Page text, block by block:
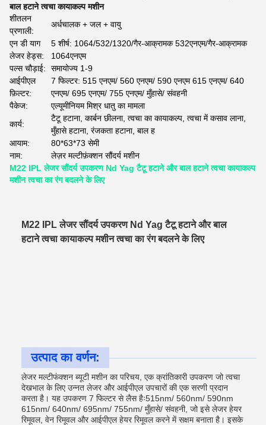
बाल हटाने त्वचा कायाकल्प मशीन
शीतलन
प्रणाली:
अर्धचालक + जल + वायु
एन डी याग
लेजर हेड्स:
5 शीर्ष: 1064/532/1320/गैर-आक्रामक 532एनएम/गैर-आक्रामक
1064एनएम
पल्स चौड़ाई:
समायोज्य 1-9
आईपीएल
फ़िल्टर:
7 फिल्टर: 515 एनएम/ 560 एनएम/ 590 एनएम 615 एनएम/ 640
एनएम/ 695 एनएम/ 755 एनएम/ मुँहासे/ संवहनी
पैकेज:
एल्यूमीनियम मिश्र धातु का मामला
कार्य:
टैटू हटाना, कार्बन छीलना, त्वचा का कायाकल्प, त्वचा में कसाव लाना,
मुँहासे हटाना, रंजकता हटाना, बाल ह
आयाम:
80*63*73 सेमी
नाम:
लेज़र मल्टीफ़ंक्शन सौंदर्य मशीन
M22 IPL लेजर सौंदर्य उपकरण Nd Yag टैटू हटाने और बाल हटाने त्वचा कायाकल्प
मशीन त्वचा का रंग बदलने के लिए
M22 IPL लेजर सौंदर्य उपकरण Nd Yag टैटू हटाने और बाल
हटाने त्वचा कायाकल्प मशीन त्वचा का रंग बदलने के लिए
उत्पाद का वर्णन:
लेजर मल्टीफंक्शन ब्यूटी मशीन का परिचय, एक क्रांतिकारी उपकरण जो त्वचा
देखभाल के लिए उन्नत लेजर और आईपीएल उपचारों की एक सरणी प्रदान
करता है। यह उपकरण 7 फिल्टर से लैस हैः515nm/ 560nm/ 590nm
615nm/ 640nm/ 695nm/ 755nm/ मुँहासे/ संवहनी, जो इसे लेजर हेयर
रिमूवल, वेन रिमूवल और आईपीएल हेयर रिमूवल करने में सक्षम बनाता है। इसके